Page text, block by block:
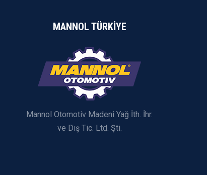
MANNOL TÜRKİYE
Mannol Otomotiv Madeni Yağ İth. İhr.
ve Dış Tic. Ltd. Şti.